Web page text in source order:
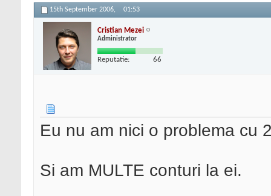
15th September 2006, 01:53
Cristian Mezei
Administrator
Reputatie: 66
Eu nu am nici o problema cu
Si am MULTE conturi la ei.